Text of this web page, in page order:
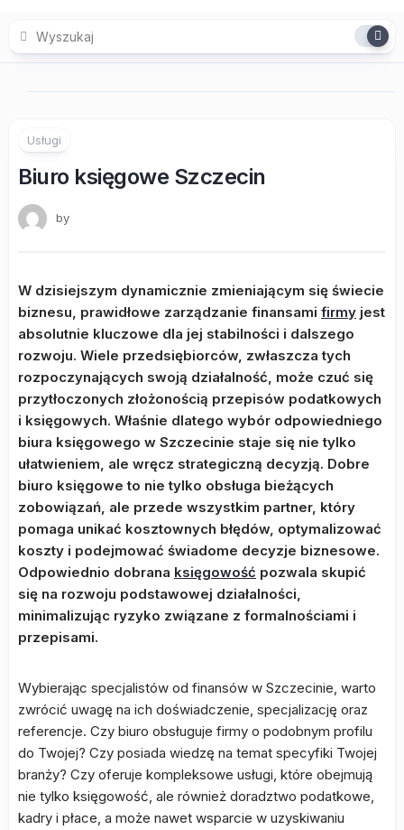
content
Usługi
Biuro księgowe Szczecin
by
W dzisiejszym dynamicznie zmieniającym się świecie
biznesu, prawidłowe zarządzanie finansami firmy jest
absolutnie kluczowe dla jej stabilności i dalszego
rozwoju. Wiele przedsiębiorców, zwłaszcza tych
rozpoczynających swoją działalność, może czuć się
przytłoczonych złożonością przepisów podatkowych
i księgowych. Właśnie dlatego wybór odpowiedniego
biura księgowego w Szczecinie staje się nie tylko
ułatwieniem, ale wręcz strategiczną decyzją. Dobre
biuro księgowe to nie tylko obsługa bieżących
zobowiązań, ale przede wszystkim partner, który
pomaga unikać kosztownych błędów, optymalizować
koszty i podejmować świadome decyzje biznesowe.
Odpowiednio dobrana księgowość pozwala skupić
się na rozwoju podstawowej działalności,
minimalizując ryzyko związane z formalnościami i
przepisami.
Wybierając specjalistów od finansów w Szczecinie, warto
zwrócić uwagę na ich doświadczenie, specjalizację oraz
referencje. Czy biuro obsługuje firmy o podobnym profilu
do Twojej? Czy posiada wiedzę na temat specyfiki Twojej
branży? Czy oferuje kompleksowe usługi, które obejmują
nie tylko księgowość, ale również doradztwo podatkowe,
kadry i płace, a może nawet wsparcie w uzyskiwaniu